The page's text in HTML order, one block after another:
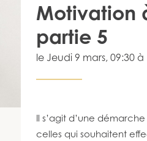
ÊTRE
INFO-
450 447-
Motivation
partie 5
le Jeudi 9 mars, 09:30 à
Il s’agit d’une
celles qui souhaitent